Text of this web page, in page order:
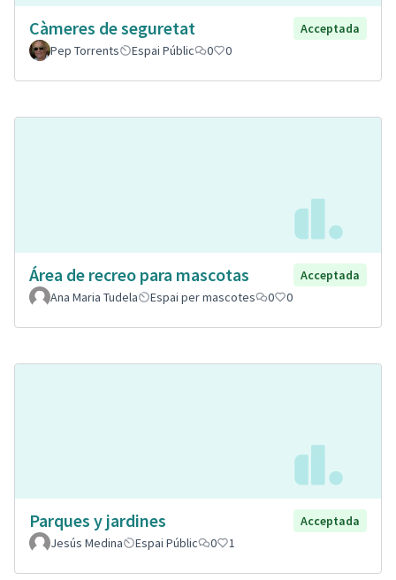
Càmeres de seguretat
Acceptada
Pep Torrents
Espai Públic 0 0
Área de recreo para mascotas
Acceptada
Ana Maria Tudela
Espai per mascotes 0 0
Parques y jardines
Acceptada
Jesús Medina
Espai Públic 0 1